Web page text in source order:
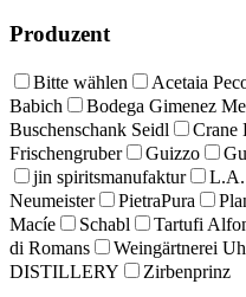
Produzent
Bitte wählen Acetaia
Babich
Bodega Gimenez
Buschenschank Seidl
Crane
Frischengruber
Guizzo
jin spiritsmanufaktur
L.A.
Neumeister
PietraPura
Macíe
Schabl Tartufi
di Romans
Weingärtnerei
DISTILLERY
Zirbenprinz